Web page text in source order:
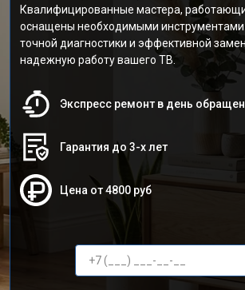
Квалифицированные мастера,
оснащены необходимыми инструментами
точной диагностики и эффективной
надежную работу вашего ТВ.
Экспресс ремонт в день
Гарантия до 3-х лет
Цена от 4800 руб